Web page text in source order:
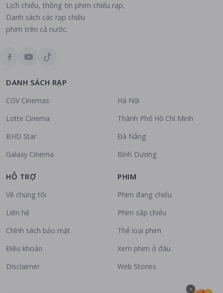
Lịch chiếu, thông tin phim chiếu rạp,
Danh sách các rạp chiếu
phim trên cả nước.
DANH SÁCH RẠP
CGV Cinemas
Lotte Cinema
BHD Star
Galaxy Cinema
Hà Nội
Thành Phố Hồ Chí Minh
Đà Nẵng
Bình Dương
HỖ TRỢ
Về chúng tôi
Liên hệ
Chính sách bảo mật
Điều khoản
Disclaimer
PHIM
Phim đang chiếu
Phim sắp chiếu
Thể loại phim
Xem phim ở đâu
Web Stories
×